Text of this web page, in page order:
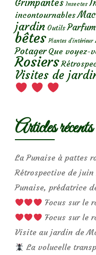
Grimpantes Insectes
incontournables
jardin Outils
bêtes Plantes d’intérieur
Potager Que voyez-
Rosiers
Visites de
Articles récents
La Punaise à pattes
Rétrospective de
Punaise, prédatrice
Focus sur le
Focus sur le
Visite au jardin de
La volucelle